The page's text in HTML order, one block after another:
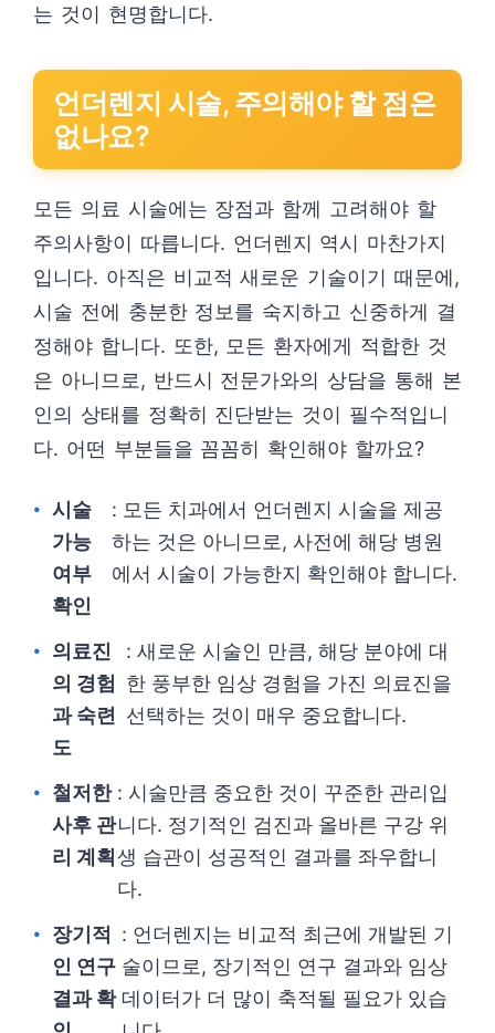
는 것이 현명합니다.
언더렌지 시술, 주의해야 할 점은
없나요?
모든 의료 시술에는 장점과 함께 고려해야 할
주의사항이 따릅니다. 언더렌지 역시 마찬가지
입니다. 아직은 비교적 새로운 기술이기 때문에,
시술 전에 충분한 정보를 숙지하고 신중하게 결
정해야 합니다. 또한, 모든 환자에게 적합한 것
은 아니므로, 반드시 전문가와의 상담을 통해 본
인의 상태를 정확히 진단받는 것이 필수적입니
다. 어떤 부분들을 꼼꼼히 확인해야 할까요?
시술
가능
여부
확인
: 모든 치과에서 언더렌지 시술을 제공
하는 것은 아니므로, 사전에 해당 병원
에서 시술이 가능한지 확인해야 합니다.
의료진
의 경험
과 숙련
도
: 새로운 시술인 만큼, 해당 분야에 대
한 풍부한 임상 경험을 가진 의료진을
선택하는 것이 매우 중요합니다.
철저한
사후 관
리 계획
: 시술만큼 중요한 것이 꾸준한 관리입
니다. 정기적인 검진과 올바른 구강 위
생 습관이 성공적인 결과를 좌우합니
다.
장기적
인 연구
결과 확
: 언더렌지는 비교적 최근에 개발된 기
술이므로, 장기적인 연구 결과와 임상
데이터가 더 많이 축적될 필요가 있습